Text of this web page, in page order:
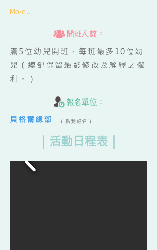
More...
滿5位幼兒開班，每班最多10位幼
兒（總部保留最終修改及解釋之權
利。）
貝格爾總部 （點我報名）
｜活動日程表｜